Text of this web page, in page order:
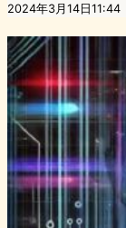
2024年3月14日11:44